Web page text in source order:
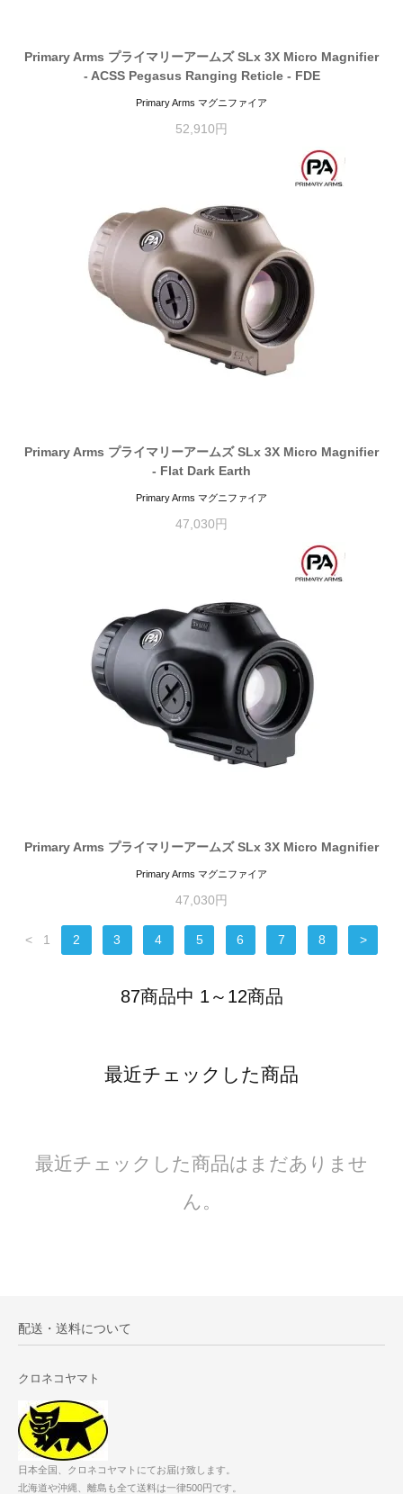
Primary Arms プライマリーアームズ SLx 3X Micro Magnifier
- ACSS Pegasus Ranging Reticle - FDE
Primary Arms マグニファイア
52,910円
Primary Arms プライマリーアームズ SLx 3X Micro Magnifier
- Flat Dark Earth
Primary Arms マグニファイア
47,030円
Primary Arms プライマリーアームズ SLx 3X Micro Magnifier
Primary Arms マグニファイア
47,030円
< 1 2 3 4 5 6 7 8 >
87商品中 1～12商品
最近チェックした商品
最近チェックした商品はまだありませ
ん。
配送・送料について
クロネコヤマト
日本全国、クロネコヤマトにてお届け致します。
北海道や沖縄、離島も全て送料は一律500円です。